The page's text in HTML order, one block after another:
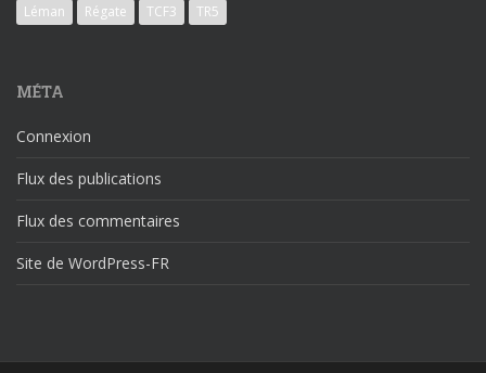
Léman
Régate TCF3 TR5
MÉTA
Connexion
Flux des publications
Flux des commentaires
Site de WordPress-FR